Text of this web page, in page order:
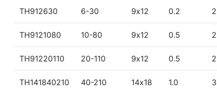
TH912630 6-30 9х12 0.2
TH9121080 10-80 9х12 0.5
TH91220110 20-110 9х12 0.5
TH141840210 40-210 14х18 1.0